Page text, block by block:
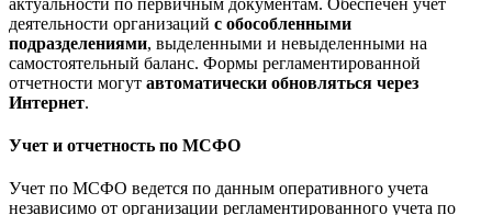
деятельности организаций с обособленными
подразделениями, выделенными и невыделенными на
самостоятельный баланс. Формы регламентированной
отчетности могут автоматически обновляться через
Интернет.
Учет и отчетность по МСФО
Учет по МСФО ведется по данным оперативного учета
независимо от организации регламентированного учета по